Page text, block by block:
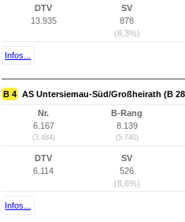
DTV
13.935
SV
878
(6,3%)
Infos...
B 4 AS Untersiemau-Süd/Großheirath (B
Nr.
6.167
(3.484)
B-Rang
8.139
(5.740)
DTV
6.114
SV
526
(8,6%)
Infos...